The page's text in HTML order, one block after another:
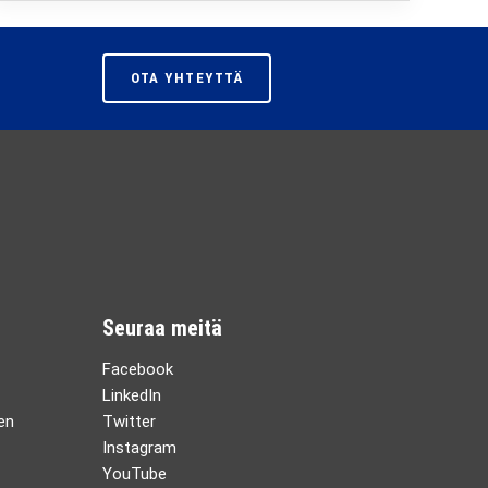
OTA YHTEYTTÄ
Seuraa meitä
Facebook
LinkedIn
Twitter
Instagram
YouTube